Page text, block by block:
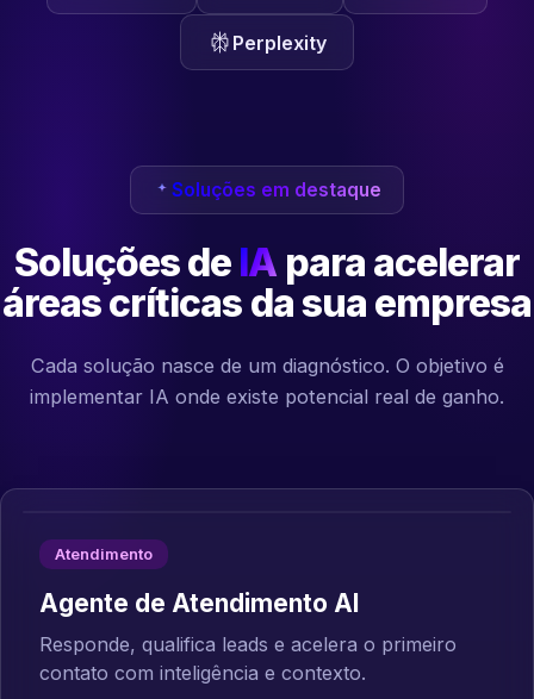
Perplexity
Soluções em destaque
Soluções de IA para acelerar
áreas críticas da sua empresa
Cada solução nasce de um diagnóstico. O objetivo é
implementar IA onde existe potencial real de ganho.
Atendimento
Agente de Atendimento AI
Responde, qualifica leads e acelera o primeiro
contato com inteligência e contexto.